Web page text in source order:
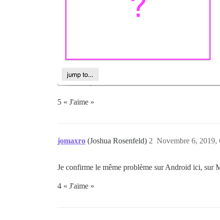
5 « J'aime »
jomaxro (Joshua Rosenfeld) Novembre 6, 2019,
2
Je confirme le même problème sur Android ici, sur
4 « J'aime »